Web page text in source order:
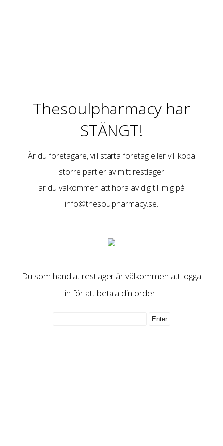
Thesoulpharmacy har
STÄNGT!
Är du företagare, vill starta företag eller vill köpa
större partier av mitt restlager
är du välkommen att höra av dig till mig på
info@thesoulpharmacy.se.
Du som handlat restlager är välkommen att logga
in för att betala din order!